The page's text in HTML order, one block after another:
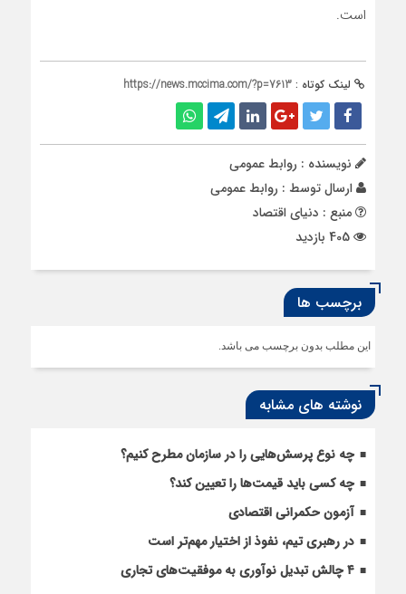
است.
لینک کوتاه : https://news.mccima.com/?p=7613
نویسنده : روابط عمومی
ارسال توسط : روابط عمومی
منبع : دنیای اقتصاد
برچسب ها
این مطلب بدون برچسب می باشد.
نوشته های مشابه
چه نوع پرسش‌هایی را در سازمان مطرح کنیم؟
چه کسی باید قیمت‌ها را تعیین کند؟
آزمون حکمرانی اقتصادی
در رهبری تیم، نفوذ از اختیار مهم‌تر است
۴ چالش تبدیل نوآوری به موفقیت‌های تجاری